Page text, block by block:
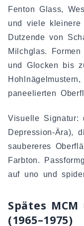
Fenton Glass,
und viele kleinere
Dutzende von
Milchglas.
und Glocken bis
paneelierten
Visuelle Signatur:
Depression-Ära),
saubereres
Farbton.
auf uno und
Spätes
(1965–1975)